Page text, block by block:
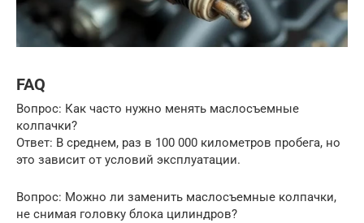
FAQ
Вопрос: Как часто нужно менять маслосъемные
колпачки?
Ответ: В среднем, раз в 100 000 километров пробега, но
это зависит от условий эксплуатации.
Вопрос: Можно ли заменить маслосъемные колпачки,
не снимая головку блока цилиндров?